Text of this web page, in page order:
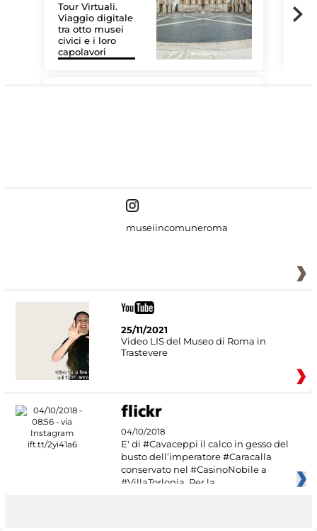
Tour Virtuali.
Viaggio digitale
tra otto musei
civici e i loro
capolavori
museiincomuneroma
25/11/2021
Video LIS del Museo di Roma in
Trastevere
04/10/2018
E' di #Cavaceppi il calco in gesso del
busto dell’imperatore #Caracalla
conservato nel #CasinoNobile a
#VillaTorlonia. Per la